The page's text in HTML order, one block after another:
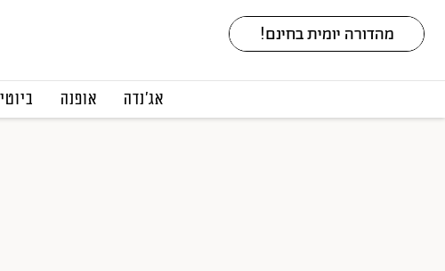
אג׳נדה אופנה ביוטי